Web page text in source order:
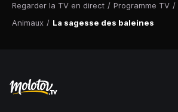
Regarder la TV en direct / Programme TV /
Animaux / La sagesse des baleines